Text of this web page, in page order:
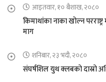
आइतवार, १० बैशाख, २०८०
किमाथांका नाका खोल्न
माग
शनिबार, २३ भदौ, २०८०
संघर्षशिल युथ क्लबको दास्रो